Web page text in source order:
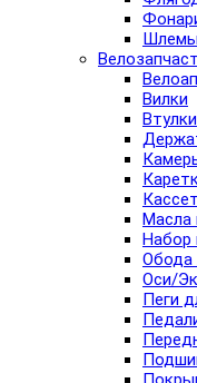
Шлемы
Вилки
Втулки
Масла
Набор
Обода
Оси/
Пеги